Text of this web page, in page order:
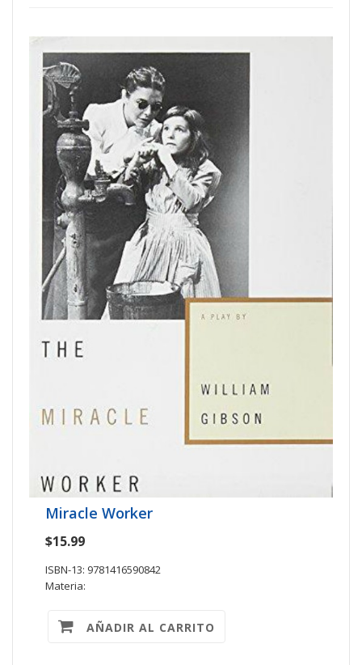
Miracle Worker
$15.99
ISBN-13: 9781416590842
Materia:
AÑADIR AL CARRITO